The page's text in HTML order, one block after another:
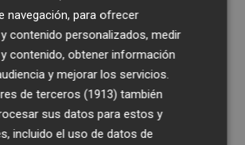
navegación, para ofrecer
contenido personalizados, medir
contenido, obtener información
y mejorar los servicios.
de terceros (1913) también
sus datos para estos y
incluido el uso de datos de